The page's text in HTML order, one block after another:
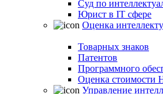
Суд по
Юрист в IT сфере
Оценка
Товарных знаков
Патентов
Программного
Оценка
Управление